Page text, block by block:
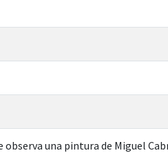
una pintura de Miguel